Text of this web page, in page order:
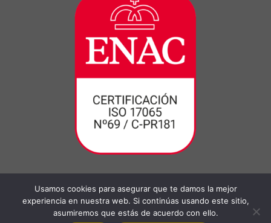
Usamos cookies para asegurar que te damos la mejor
experiencia en nuestra web. Si continúas usando este sitio,
asumiremos que estás de acuerdo con ello.